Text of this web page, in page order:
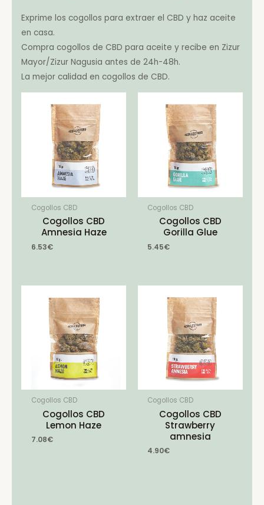
Exprime los cogollos para extraer el CBD y haz aceite
en casa.
Compra cogollos de CBD para aceite y recibe en Zizur
Mayor/Zizur Nagusia antes de 24h-48h.
La mejor calidad en cogollos de CBD.
Cogollos CBD
Cogollos CBD
Amnesia Haze
6.53€
Cogollos CBD
Cogollos CBD
Gorilla Glue
5.45€
Cogollos CBD
Cogollos CBD
Lemon Haze
7.08€
Cogollos CBD
Cogollos CBD
Strawberry
amnesia
4.90€